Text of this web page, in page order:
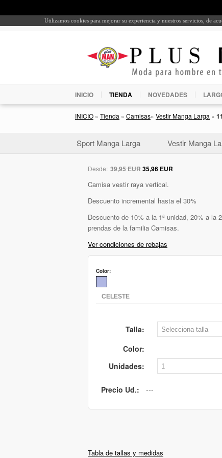
Utilizamos cookies para mejorar su experiencia y nuestros servicios, de
INICIO TIENDA NOVEDADES
INICIO » Tienda » Camisas» Vestir Manga Larga »
Sport Manga Larga Vestir Manga
Desde: 39,95 EUR35,96 EUR
Camisa vestir raya vertical.
Descuento incremental hasta el 30%
Descuento de 10% a la 1ª unidad, 20% a la
prendas de la familia Camisas.
Ver condiciones de rebajas
Color:
Talla:
Color:
Unidades:
Precio Ud.:
Tabla de tallas y medidas